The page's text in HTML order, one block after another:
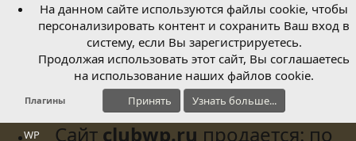
Плагины
WP
На данном сайте используются файлы cookie, чтобы
персонализировать контент и сохранить Ваш вход в
систему, если Вы зарегистрируетесь.
Продолжая использовать этот сайт, Вы соглашаетесь
на использование наших файлов cookie.
Принять Узнать больше...
Сайт clubwp.ru продается: по